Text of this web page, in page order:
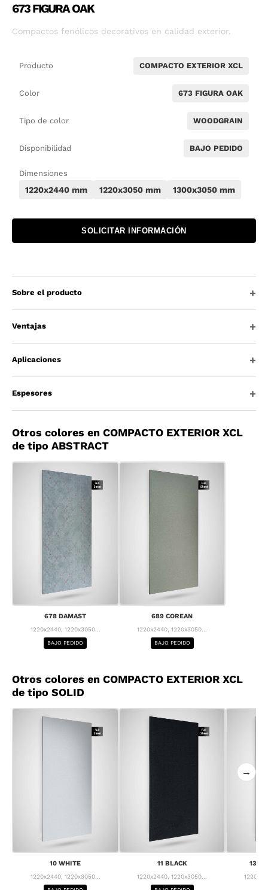
673 FIGURA OAK
Compactos fenólicos decorativos en calidad exterior.
Producto COMPACTO EXTERIOR XCL
Color 673 FIGURA OAK
Tipo de color WOODGRAIN
Disponibilidad BAJO PEDIDO
Dimensiones
1220x2440 mm 1220x3050 mm 1300x3050 mm
SOLICITAR INFORMACIÓN
Sobre el producto
Ventajas
Aplicaciones
Espesores
Otros colores en COMPACTO EXTERIOR XCL
de tipo ABSTRACT
678 DAMAST
1220x2440, 1220x3050...
BAJO PEDIDO
689 COREAN
1220x2440, 1220x3050...
BAJO PEDIDO
Otros colores en COMPACTO EXTERIOR XCL
de tipo SOLID
10 WHITE
1220x2440, 1220x3050...
11 BLACK
1220x2440, 1220x3050...
13
→